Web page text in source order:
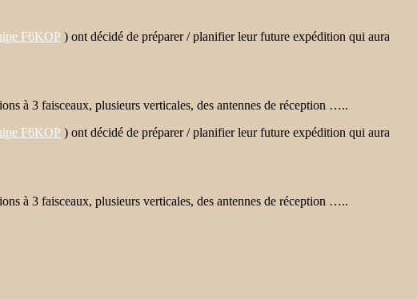
F6KOP ) ont décidé de préparer / planifier leur future expédition qui aura
à 3 faisceaux, plusieurs verticales, des antennes de réception …..
F6KOP ) ont décidé de préparer / planifier leur future expédition qui aura
à 3 faisceaux, plusieurs verticales, des antennes de réception …..